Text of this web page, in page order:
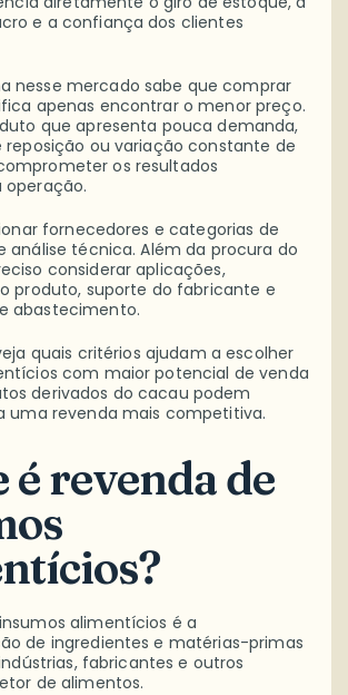
e a confiança dos clientes
nesse mercado sabe que comprar
apenas encontrar o menor preço.
que apresenta pouca demanda,
reposição ou variação constante de
os resultados
fornecedores e categorias de
análise técnica. Além da procura do
considerar aplicações,
produto, suporte do fabricante e
abastecimento.
quais critérios ajudam a escolher
com maior potencial de venda
derivados do cacau podem
uma revenda mais competitiva.
é revenda de
alimentícios é a
de ingredientes e matérias-primas
fabricantes e outros
de alimentos.